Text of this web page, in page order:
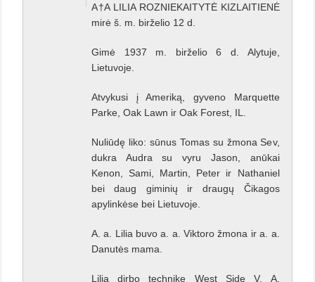
A†A LILIA ROZNIEKAITYTĖ KIZLAITIENĖ
mirė š. m. birželio 12 d.
Gimė 1937 m. birželio 6 d. Alytuje,
Lietuvoje.
Atvykusi į Ameriką, gyveno Marquette
Parke, Oak Lawn ir Oak Forest, IL.
Nuliūdę liko: sūnus Tomas su žmona Sev,
dukra Audra su vyru Jason, anūkai
Kenon, Sami, Martin, Peter ir Nathaniel
bei daug giminių ir draugų Čikagos
apylinkėse bei Lietuvoje.
A. a. Lilia buvo a. a. Viktoro žmona ir a. a.
Danutės mama.
Lilia dirbo technike West Side V. A.